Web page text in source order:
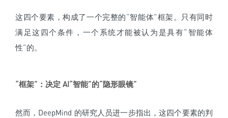
这四个要素，构成了一个完整的“智能体”框架。只有同时
满足这四个条件，一个系统才能被认为是具有“智能体
性”的。
“框架”：决定 AI“智能”的“隐形眼镜”
然而，DeepMind 的研究人员进一步指出，这四个要素的判